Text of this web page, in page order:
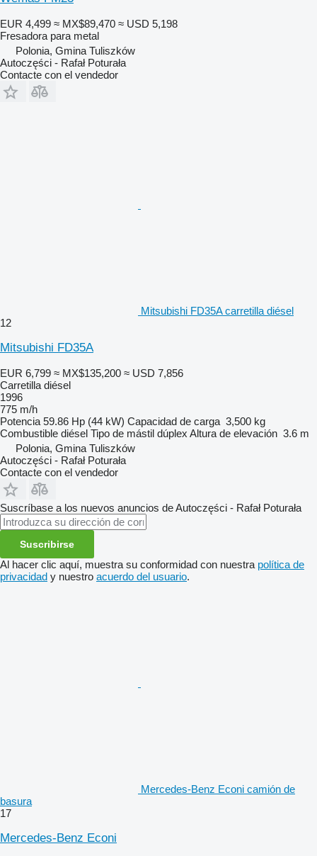
EUR 4,499 ≈ MX$89,470 ≈ USD 5,198
Fresadora para metal
Polonia, Gmina Tuliszków
Autoczęści - Rafał Poturała
Contacte con el vendedor
Mitsubishi FD35A carretilla diésel
12
Mitsubishi FD35A
EUR 6,799 ≈ MX$135,200 ≈ USD 7,856
Carretilla diésel
1996
775 m/h
Potencia 59.86 Hp (44 kW) Capacidad de carga 3,500 kg
Combustible diésel Tipo de mástil dúplex Altura de elevación 3.6 m
Polonia, Gmina Tuliszków
Autoczęści - Rafał Poturała
Contacte con el vendedor
Suscríbase a los nuevos anuncios de Autoczęści - Rafał Poturała
Suscribirse
Al hacer clic aquí, muestra su conformidad con nuestra política de
privacidad y nuestro acuerdo del usuario.
Mercedes-Benz Econi camión de
basura
17
Mercedes-Benz Econi